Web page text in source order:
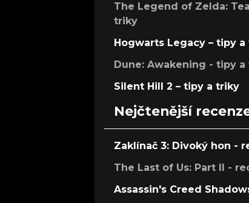
The Legend of Zelda:
triky
Hogwarts Legacy – tipy
Dune: Awakening - tipy
Silent Hill 2 – tipy a triky
Nejčtenější
Zaklínač 3: Divoký hon -
The Last of Us: Part II -
Assassin's Creed